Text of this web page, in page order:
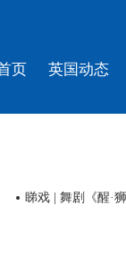
页 英国动态
睇戏 | 舞剧《醒·